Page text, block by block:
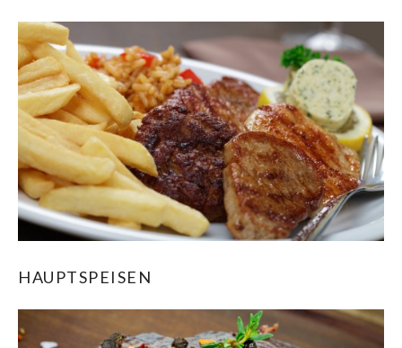
HAUPTSPEISEN